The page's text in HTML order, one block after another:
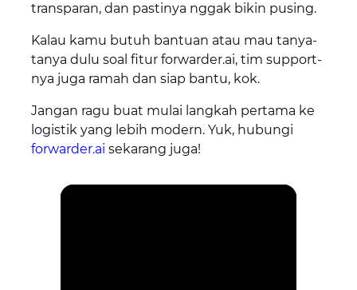
transparan, dan pastinya nggak bikin pusing.
Kalau kamu butuh bantuan atau mau tanya-
tanya dulu soal fitur forwarder.ai, tim support-
nya juga ramah dan siap bantu, kok.
Jangan ragu buat mulai langkah pertama ke
logistik yang lebih modern. Yuk, hubungi
forwarder.ai sekarang juga!